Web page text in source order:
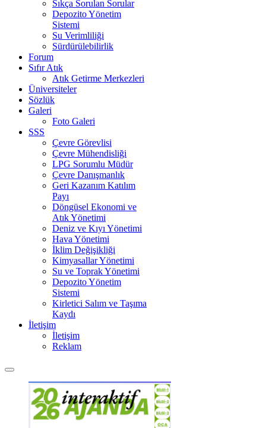
Sıkça Sorulan Sorular
Depozito Yönetim
Sistemi
Su Verimliliği
Sürdürülebilirlik
Forum
Sıfır Atık
Atık Getirme Merkezleri
Üniversiteler
Sözlük
Galeri
Foto Galeri
SSS
Çevre Görevlisi
Çevre Mühendisliği
LPG Sorumlu Müdür
Çevre Danışmanlık
Geri Kazanım Katılım
Payı
Döngüsel Ekonomi ve
Atık Yönetimi
Deniz ve Kıyı Yönetimi
Hava Yönetimi
İklim Değişikliği
Kimyasallar Yönetimi
Su ve Toprak Yönetimi
Depozito Yönetim
Sistemi
Kirletici Salım ve Taşıma
Kaydı
İletişim
İletişim
Reklam